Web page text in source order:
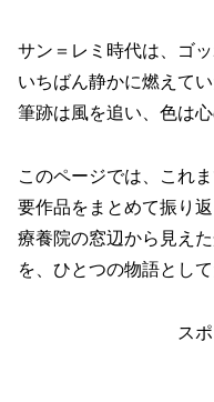
サン＝レミ時代は、ゴ
いちばん静かに燃えてい
筆跡は風を追い、色は
このページでは、これ
要作品をまとめて振り返
療養院の窓辺から見え
を、ひとつの物語とし
ス